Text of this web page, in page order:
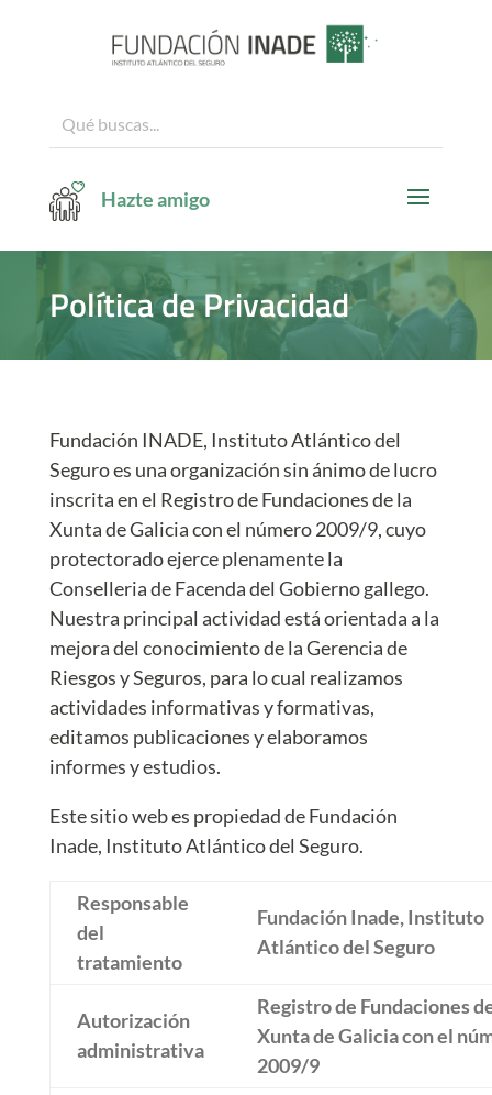
Hazte amigo
Política de Privacidad
Fundación INADE, Instituto Atlántico del
Seguro es una organización sin ánimo de lucro
inscrita en el Registro de Fundaciones de la
Xunta de Galicia con el número 2009/9, cuyo
protectorado ejerce plenamente la
Conselleria de Facenda del Gobierno gallego.
Nuestra principal actividad está orientada a la
mejora del conocimiento de la Gerencia de
Riesgos y Seguros, para lo cual realizamos
actividades informativas y formativas,
editamos publicaciones y elaboramos
informes y estudios.
Este sitio web es propiedad de Fundación
Inade, Instituto Atlántico del Seguro.
Responsable
del
tratamiento
Fundación Inade, Instituto
Atlántico del Seguro
Autorización
administrativa
Registro de Fundaciones
Xunta de Galicia con el
2009/9